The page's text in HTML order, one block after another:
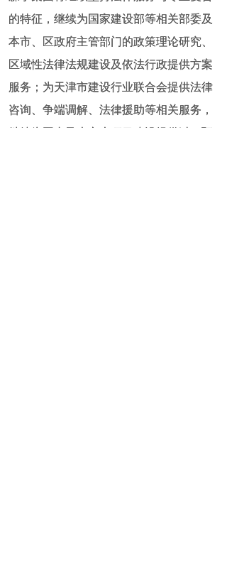
的特征，继续为国家建设部等相关部委及
本市、区政府主管部门的政策理论研究、
区域性法律法规建设及依法行政提供方案
服务；为天津市建设行业联合会提供法律
咨询、争端调解、法律援助等相关服务，
的特征，继续为国家建设部等相关部委及
本市、区政府主管部门的政策理论研究、
区域性法律法规建设及依法行政提供方案
服务；为天津市建设行业联合会提供法律
咨询、争端调解、法律援助等相关服务，